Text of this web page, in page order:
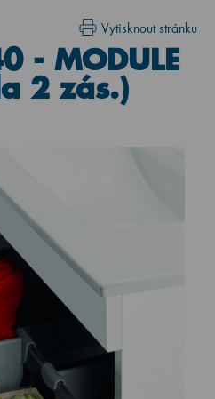
Vytisknout stránku
- MODULE
2 zás.)